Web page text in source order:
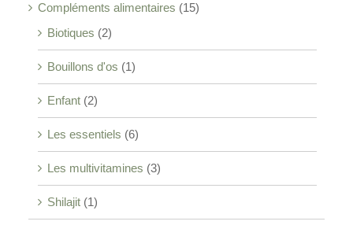
Compléments alimentaires (15)
Biotiques (2)
Bouillons d'os (1)
Enfant (2)
Les essentiels (6)
Les multivitamines (3)
Shilajit (1)